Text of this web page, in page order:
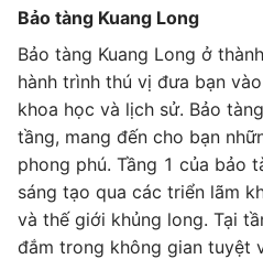
Bảo tàng Kuang Long
Bảo tàng Kuang Long ở
hành trình thú vị đưa bạn
khoa học và lịch sử. Bảo
tầng, mang đến cho bạn
phong phú. Tầng 1 của bảo
sáng tạo qua các triển lãm
và thế giới khủng long. Tại
đắm trong không gian tuyệt